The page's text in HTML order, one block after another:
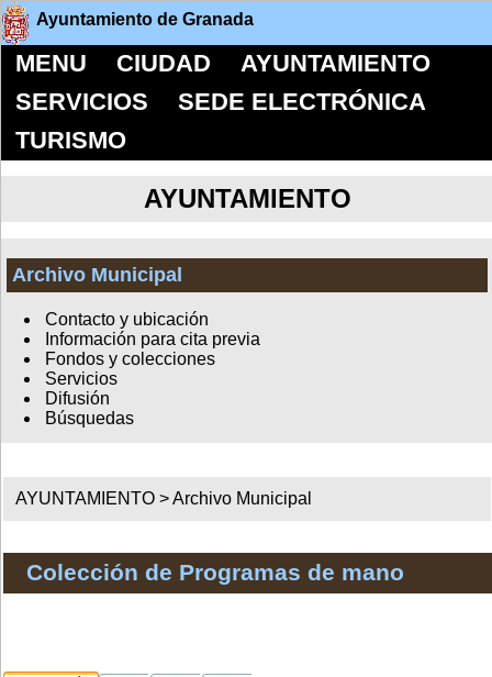
Ayuntamiento de Granada
MENU CIUDAD
AYUNTAMIENTO
SERVICIOS
SEDE ELECTRÓNICA
TURISMO
AYUNTAMIENTO
Archivo Municipal
Contacto y ubicación
Información para cita previa
Fondos y colecciones
Servicios
Difusión
Búsquedas
AYUNTAMIENTO >Archivo Municipal
Colección de Programas de mano